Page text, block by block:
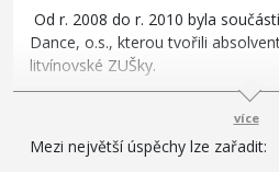
Od r. 2008 do r. 2010 byla
Dance, o.s., kterou tvořili
litvínovské ZUŠky.
Mezi největší úspěchy lze zařadit:
více